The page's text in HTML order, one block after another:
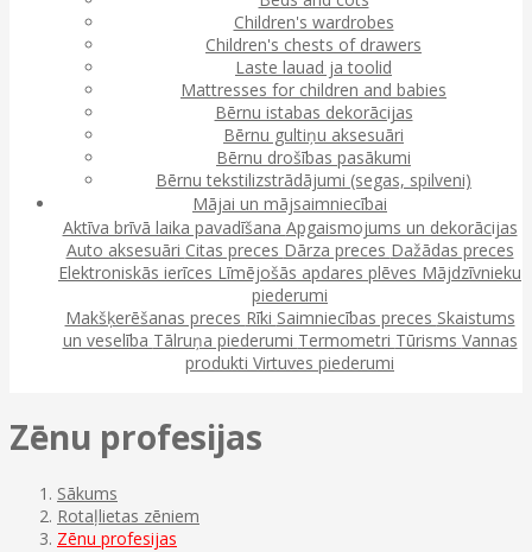
Children's wardrobes
Children's chests of drawers
Laste lauad ja toolid
Mattresses for children and babies
Bērnu istabas dekorācijas
Bērnu gultiņu aksesuāri
Bērnu drošības pasākumi
Bērnu tekstilizstrādājumi (segas, spilveni)
Mājai un mājsaimniecībai
Aktīva brīvā laika pavadīšana Apgaismojums un dekorācijas
Auto aksesuāri Citas preces Dārza preces Dažādas preces
Elektroniskās ierīces Līmējošās apdares plēves Mājdzīvnieku
piederumi
Makšķerēšanas preces Rīki Saimniecības preces Skaistums
un veselība Tālruņa piederumi Termometri Tūrisms Vannas
produkti Virtuves piederumi
Zēnu profesijas
Sākums
Rotaļlietas zēniem
Zēnu profesijas